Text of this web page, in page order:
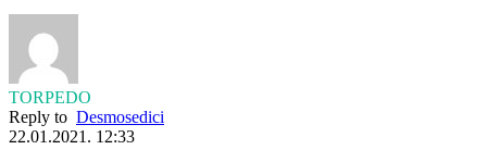
TORPEDO
Reply to Desmosedici
22.01.2021. 12:33